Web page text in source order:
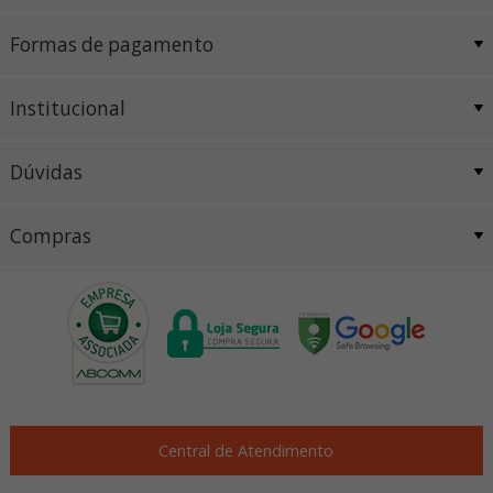
Formas de pagamento
Institucional
Dúvidas
Compras
Central de Atendimento